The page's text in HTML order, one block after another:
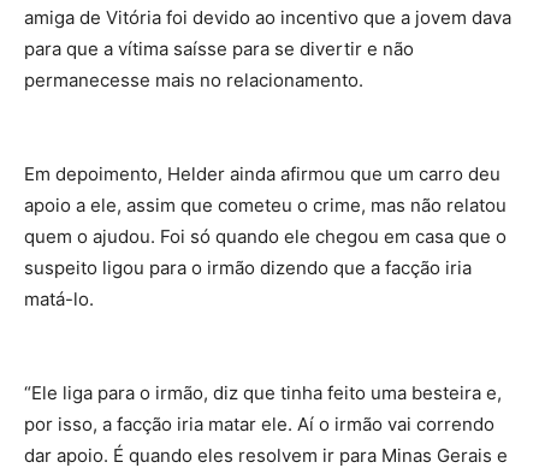
amiga de Vitória foi devido ao incentivo que a jovem dava
para que a vítima saísse para se divertir e não
permanecesse mais no relacionamento.
Em depoimento, Helder ainda afirmou que um carro deu
apoio a ele, assim que cometeu o crime, mas não relatou
quem o ajudou. Foi só quando ele chegou em casa que o
suspeito ligou para o irmão dizendo que a facção iria
matá-lo.
“Ele liga para o irmão, diz que tinha feito uma besteira e,
por isso, a facção iria matar ele. Aí o irmão vai correndo
dar apoio. É quando eles resolvem ir para Minas Gerais e